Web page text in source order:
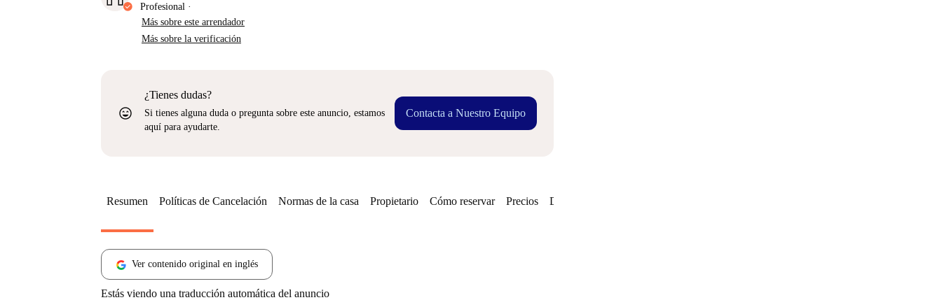
Profesional ·
Más sobre este arrendador
Más sobre la verificación
sentiment_very_satisfied
¿Tienes dudas?
Si tienes alguna duda o pregunta sobre este anuncio, estamos
aquí para ayudarte.
Contacta a Nuestro Equipo
Resumen Políticas de Cancelación Normas de la casa Propietario Cómo reservar Precios Disponibilidades
Ver contenido original en inglés
Estás viendo una traducción automática del anuncio